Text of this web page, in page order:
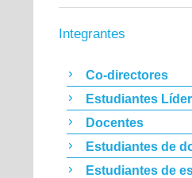
Integrantes
Co-directores
Estudiantes
Docentes
Estudiantes de
Estudiantes de